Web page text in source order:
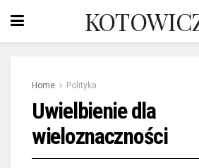
Home Polityka
Uwielbienie dla
wieloznaczności